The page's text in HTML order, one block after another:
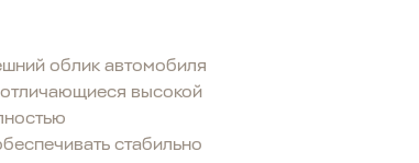
облик автомобиля
высокой
стабильно